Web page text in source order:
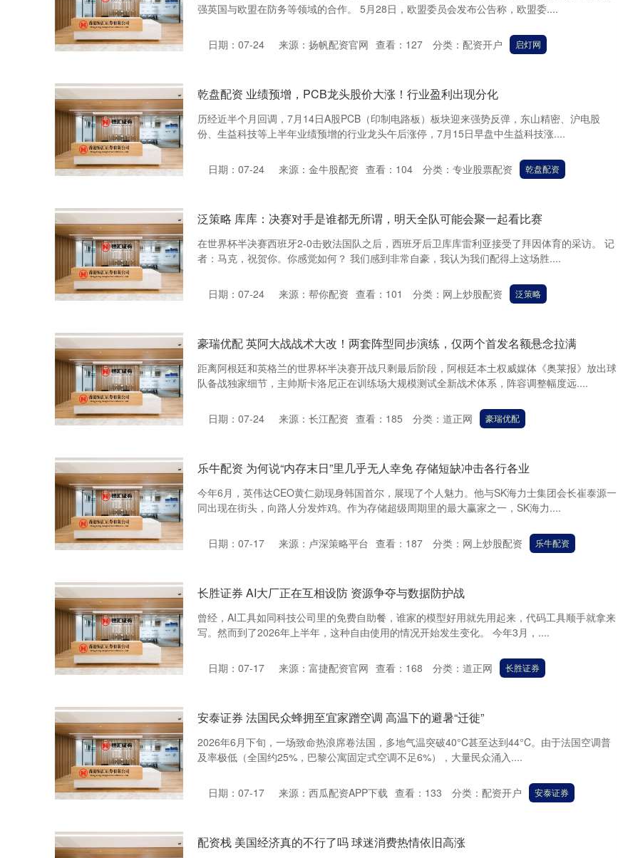
强英国与欧盟在防务等领域的合作。 5月28日，欧盟委员会发布公告称，欧盟委....
日期：07-24 来源：扬帆配资官网 查看： 127 分类： 配资开户 启灯网
乾盘配资 业绩预增，PCB龙头股价大涨！行业盈利出现分化
历经近半个月回调，7月14日A股PCB（印制电路板）板块迎来强势反弹，东山精密、沪电股
份、生益科技等上半年业绩预增的行业龙头午后涨停，7月15日早盘中生益科技涨....
日期：07-24 来源：金牛股配资 查看： 104 分类： 专业股票配资 乾盘配资
泛策略 库库：决赛对手是谁都无所谓，明天全队可能会聚一起看比赛
在世界杯半决赛西班牙2-0击败法国队之后，西班牙后卫库库雷利亚接受了拜因体育的采访。 记
者：马克，祝贺你。你感觉如何？ 我们感到非常自豪，我认为我们配得上这场胜....
日期：07-24 来源：帮你配资 查看： 101 分类： 网上炒股配资 泛策略
豪瑞优配 英阿大战战术大改！两套阵型同步演练，仅两个首发名额悬念拉满
距离阿根廷和英格兰的世界杯半决赛开战只剩最后阶段，阿根廷本土权威媒体《奥莱报》放出球
队备战独家细节，主帅斯卡洛尼正在训练场大规模测试全新战术体系，阵容调整幅度远....
日期：07-24 来源：长江配资 查看： 185 分类： 道正网 豪瑞优配
乐牛配资 为何说“内存末日”里几乎无人幸免 存储短缺冲击各行各业
今年6月，英伟达CEO黄仁勋现身韩国首尔，展现了个人魅力。他与SK海力士集团会长崔泰源一
同出现在街头，向路人分发炸鸡。作为存储超级周期里的最大赢家之一，SK海力....
日期：07-17 来源：卢深策略平台 查看： 187 分类： 网上炒股配资 乐牛配资
长胜证券 AI大厂正在互相设防 资源争夺与数据防护战
曾经，AI工具如同科技公司里的免费自助餐，谁家的模型好用就先用起来，代码工具顺手就拿来
写。然而到了2026年上半年，这种自由使用的情况开始发生变化。 今年3月，....
日期：07-17 来源：富捷配资官网 查看： 168 分类： 道正网 长胜证券
安泰证券 法国民众蜂拥至宜家蹭空调 高温下的避暑“迁徙”
2026年6月下旬，一场致命热浪席卷法国，多地气温突破40°C甚至达到44°C。由于法国空调普
及率极低（全国约25%，巴黎公寓固定式空调不足6%），大量民众涌入....
日期：07-17 来源：西瓜配资APP下载 查看： 133 分类： 配资开户 安泰证券
配资栈 美国经济真的不行了吗 球迷消费热情依旧高涨